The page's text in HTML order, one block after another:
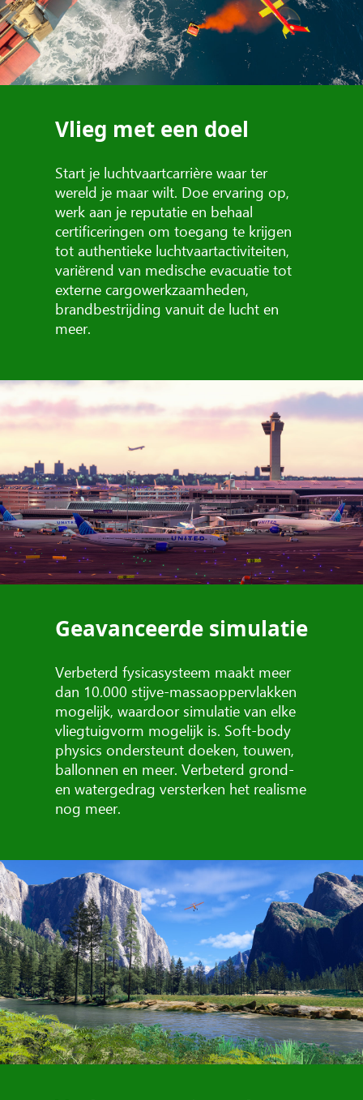
Vlieg met een doel
Start je luchtvaartcarrière waar ter
wereld je maar wilt. Doe ervaring op,
werk aan je reputatie en behaal
certificeringen om toegang te krijgen
tot authentieke luchtvaartactiviteiten,
variërend van medische evacuatie tot
externe cargowerkzaamheden,
brandbestrijding vanuit de lucht en
meer.
Geavanceerde simulatie
Verbeterd fysicasysteem maakt meer
dan 10.000 stijve-massaoppervlakken
mogelijk, waardoor simulatie van elke
vliegtuigvorm mogelijk is. Soft-body
physics ondersteunt doeken, touwen,
ballonnen en meer. Verbeterd grond-
en watergedrag versterken het realisme
nog meer.